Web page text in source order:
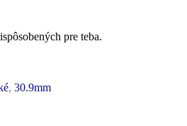
pre teba.
, 30.9mm